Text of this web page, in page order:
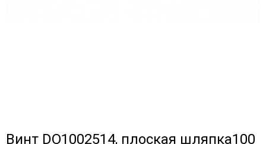
Винт DO1002514, плоская шляпка100